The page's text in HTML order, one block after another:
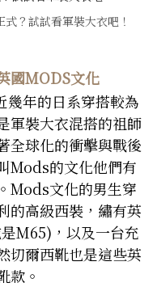
？試試看軍裝大衣吧！
國MODS文化
年的日系穿搭較為
軍裝大衣混搭的祖師
全球化的衝擊與戰後
Mods的文化他們有
Mods文化的男生穿
的高級西裝，繡有英
M65)，以及一台充
切爾西靴也是這些英
款。